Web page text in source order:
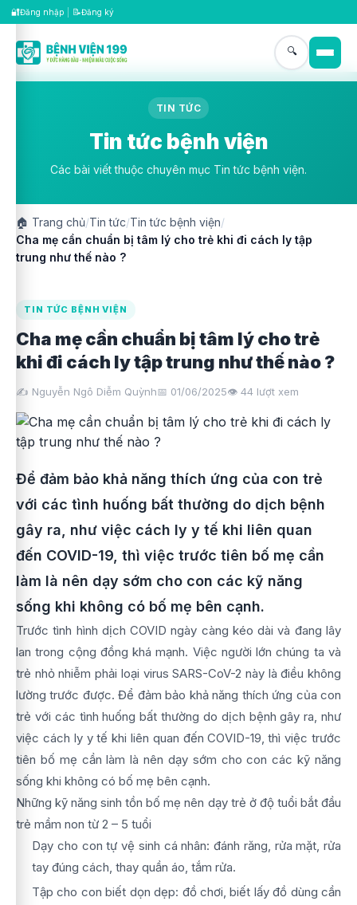
🔐Đăng nhập 📝Đăng ký
🔍
TIN TỨC
Tin tức bệnh viện
Các bài viết thuộc chuyên mục Tin tức bệnh viện.
🏠 Trang chủ/Tin tức/Tin tức bệnh viện/
Cha mẹ cần chuẩn bị tâm lý cho trẻ khi đi cách ly tập
trung như thế nào ?
TIN TỨC BỆNH VIỆN
Cha mẹ cần chuẩn bị tâm lý cho trẻ
khi đi cách ly tập trung như thế nào ?
✍️ Nguyễn Ngô Diễm Quỳnh📅 01/06/2025👁️ 44 lượt xem
Để đảm bảo khả năng thích ứng của con trẻ
với các tình huống bất thường do dịch bệnh
gây ra, như việc cách ly y tế khi liên quan
đến COVID-19, thì việc trước tiên bố mẹ cần
làm là nên dạy sớm cho con các kỹ năng
sống khi không có bố mẹ bên cạnh.
Trước tình hình dịch COVID ngày càng kéo dài và đang lây
lan trong cộng đồng khá mạnh. Việc người lớn chúng ta và
trẻ nhỏ nhiễm phải loại virus SARS-CoV-2 này là điều không
lường trước được. Để đảm bảo khả năng thích ứng của con
trẻ với các tình huống bất thường do dịch bệnh gây ra, như
việc cách ly y tế khi liên quan đến COVID-19, thì việc trước
tiên bố mẹ cần làm là nên dạy sớm cho con các kỹ năng
sống khi không có bố mẹ bên cạnh.
Những kỹ năng sinh tồn bố mẹ nên dạy trẻ ở độ tuổi bắt đầu
trẻ mầm non từ 2 – 5 tuổi
Dạy cho con tự vệ sinh cá nhân: đánh răng, rửa mặt, rửa
tay đúng cách, thay quần áo, tắm rửa.
Tập cho con biết dọn dẹp: đồ chơi, biết lấy đồ dùng cần